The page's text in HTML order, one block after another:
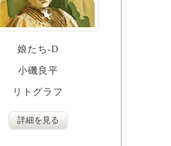
娘たち‐D
小磯良平
リトグラフ
詳細を見る